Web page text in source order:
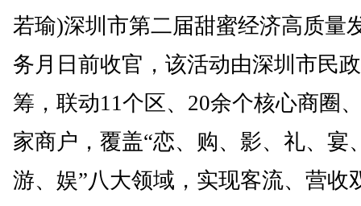
若瑜)深圳市第二届甜蜜经济高质量
务月日前收官，该活动由深圳市民
筹，联动11个区、20余个核心商圈
家商户，覆盖“恋、购、影、礼、宴
游、娱”八大领域，实现客流、营收